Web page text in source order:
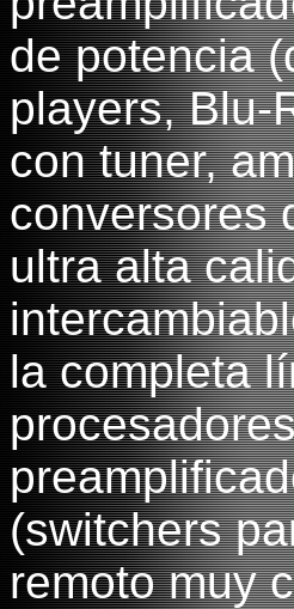
de potencia
players, Blu-
con tuner,
conversores
ultra alta
la completa
(switchers
remoto muy